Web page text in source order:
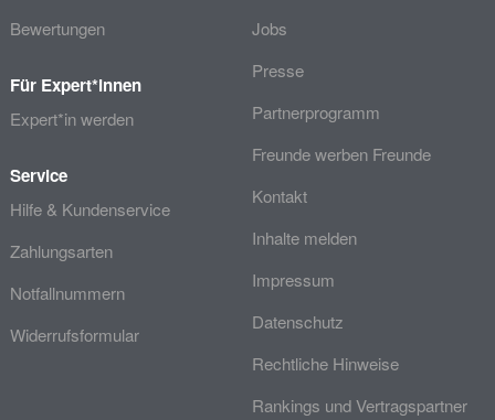
Bewertungen
Für Expert*innen
Expert*in werden
Service
Hilfe & Kundenservice
Zahlungsarten
Notfallnummern
Widerrufsformular
Jobs
Presse
Partnerprogramm
Freunde werben Freunde
Kontakt
Inhalte melden
Impressum
Datenschutz
Rechtliche Hinweise
Rankings und Vertragspartner